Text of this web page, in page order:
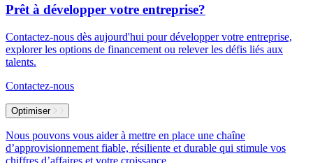
Prêt à développer votre entreprise?
Contactez-nous dès aujourd'hui pour développer votre entreprise,
explorer les options de financement ou relever les défis liés aux
talents.
Contactez-nous
Optimiser
Nous pouvons vous aider à mettre en place une chaîne
d’approvisionnement fiable, résiliente et durable qui stimule vos
chiffres d’affaires et votre croissance.